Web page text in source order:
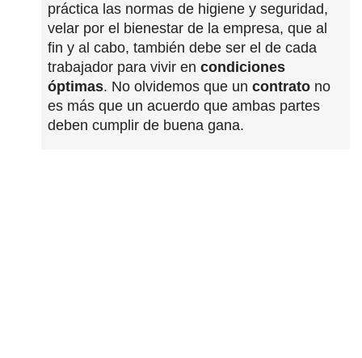
práctica las normas de higiene y seguridad,
velar por el bienestar de la empresa, que al
fin y al cabo, también debe ser el de cada
trabajador para vivir en condiciones
óptimas. No olvidemos que un contrato no
es más que un acuerdo que ambas partes
deben cumplir de buena gana.